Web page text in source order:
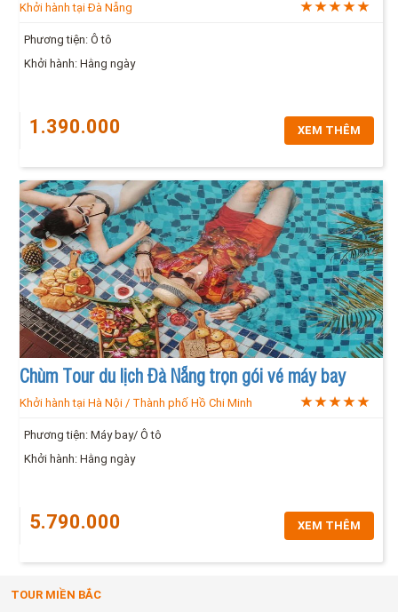
Khởi hành tại Đà Nẵng
Phương tiện: Ô tô
Khởi hành: Hằng ngày
1.390.000 XEM THÊM
Chùm Tour du lịch Đà Nẵng trọn gói vé máy bay
Khởi hành tại Hà Nội / Thành phố Hồ Chi Minh
Phương tiện: Máy bay/ Ô tô
Khởi hành: Hằng ngày
5.790.000 XEM THÊM
TOUR MIỀN BẮC